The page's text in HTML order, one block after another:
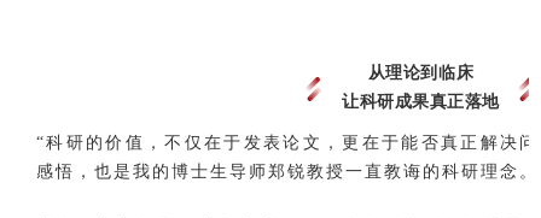
从理论到临床
让科研成果真正落地
“科研的价值，不仅在于发表论文，更在于能否真正解决
感悟，也是我的博士生导师郑锐教授一直教诲的科研理念。